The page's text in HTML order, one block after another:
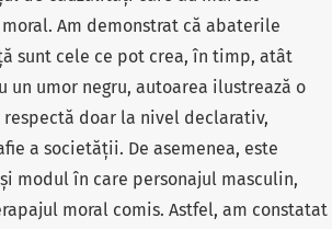
Am demonstrat că abaterile
sunt cele ce pot crea, în timp, atât
umor negru, autoarea ilustrează o
doar la nivel declarativ,
a societății. De asemenea, este
modul în care personajul masculin,
moral comis. Astfel, am constatat